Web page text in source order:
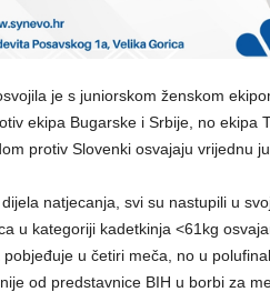
je s juniorskom ženskom
ekipa Bugarske i Srbije, no ekipa
protiv Slovenki osvajaju vrijednu
natjecanja, svi su nastupili u
u kategoriji kadetkinja <61kg
pobjeđuje u četiri meča, no u
od predstavnice BIH u borbi za